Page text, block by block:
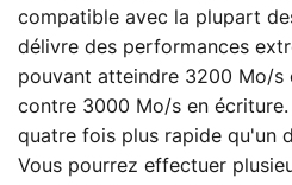
compatible avec la plupart
délivre des performances
pouvant atteindre 3200 Mo/s
contre 3000 Mo/s en
quatre fois plus rapide qu'un
Vous pourrez effectuer